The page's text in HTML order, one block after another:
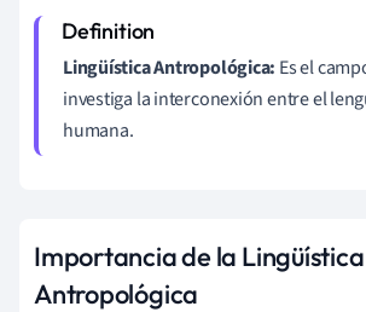
Lingüística Antropológica: Es el
investiga la interconexión entre el
humana.
Importancia de la Lingüística
Antropológica